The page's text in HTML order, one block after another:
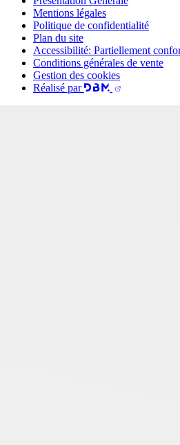
Mentions légales
Politique de confidentialité
Plan du site
Accessibilité: Partiellement
Conditions générales de vente
Gestion des cookies
Réalisé par